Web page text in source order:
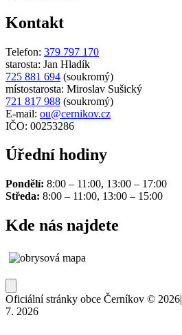
Kontakt
Telefon: 379 797 170
starosta: Jan Hladík
725 881 694 (soukromý)
místostarosta: Miroslav Sušický
721 817 988 (soukromý)
E-mail: ou@cernikov.cz
IČO: 00253286
Úřední hodiny
Pondělí: 8:00 – 11:00, 13:00 – 17:00
Středa: 8:00 – 11:00, 13:00 – 15:00
Kde nás najdete
Oficiální stránky obce Černíkov © 2026|
7. 2026